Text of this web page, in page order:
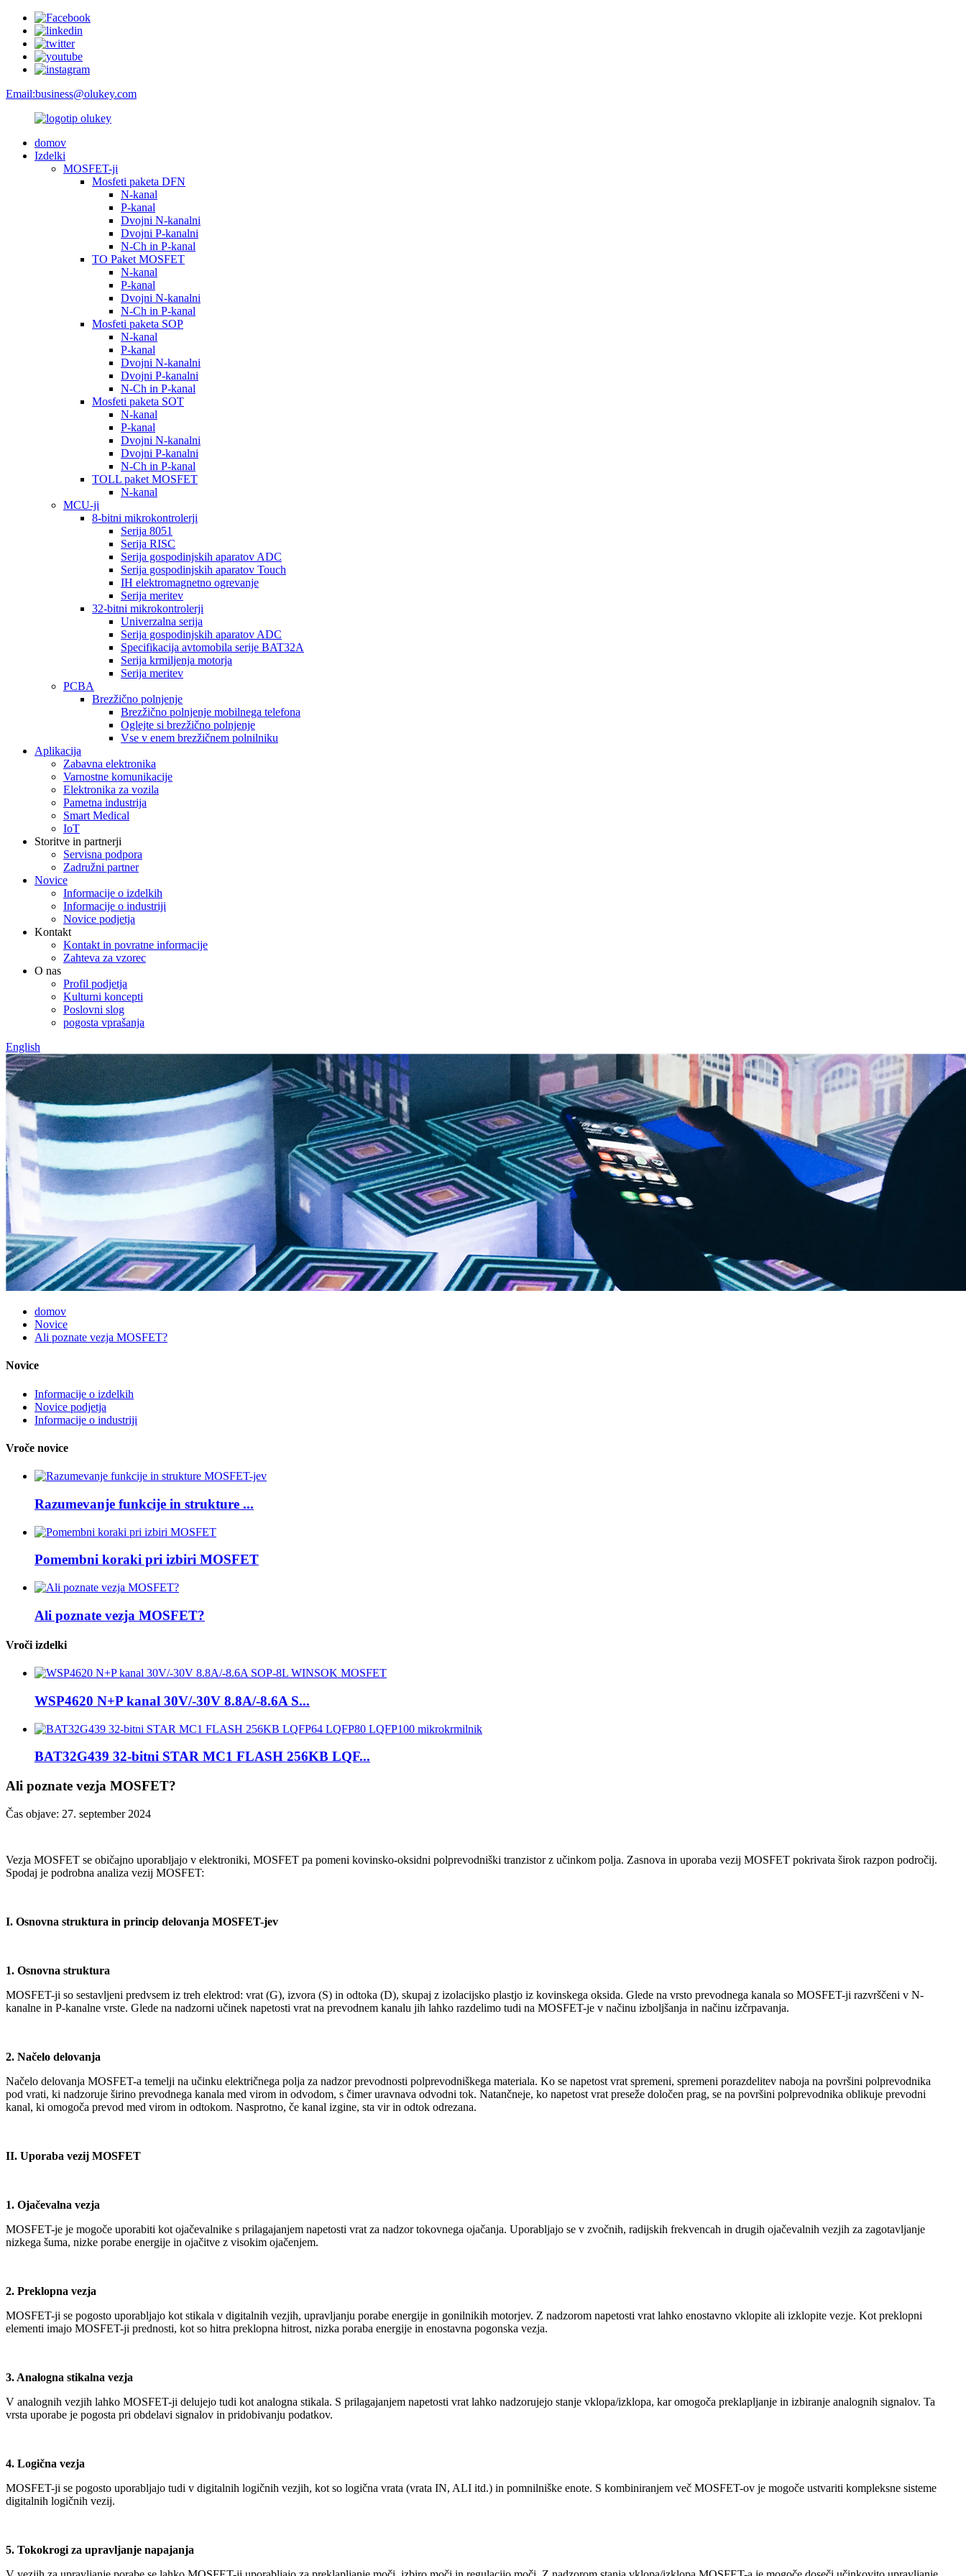
Email:business@olukey.com
domov
Izdelki
MOSFET-ji
Mosfeti paketa DFN
N-kanal
P-kanal
Dvojni N-kanalni
Dvojni P-kanalni
N-Ch in P-kanal
TO Paket MOSFET
N-kanal
P-kanal
Dvojni N-kanalni
N-Ch in P-kanal
Mosfeti paketa SOP
N-kanal
P-kanal
Dvojni N-kanalni
Dvojni P-kanalni
N-Ch in P-kanal
Mosfeti paketa SOT
N-kanal
P-kanal
Dvojni N-kanalni
Dvojni P-kanalni
N-Ch in P-kanal
TOLL paket MOSFET
N-kanal
MCU-ji
8-bitni mikrokontrolerji
Serija 8051
Serija RISC
Serija gospodinjskih aparatov ADC
Serija gospodinjskih aparatov Touch
IH elektromagnetno ogrevanje
Serija meritev
32-bitni mikrokontrolerji
Univerzalna serija
Serija gospodinjskih aparatov ADC
Specifikacija avtomobila serije BAT32A
Serija krmiljenja motorja
Serija meritev
PCBA
Brezžično polnjenje
Brezžično polnjenje mobilnega telefona
Oglejte si brezžično polnjenje
Vse v enem brezžičnem polnilniku
Aplikacija
Zabavna elektronika
Varnostne komunikacije
Elektronika za vozila
Pametna industrija
Smart Medical
IoT
Storitve in partnerji
Servisna podpora
Zadružni partner
Novice
Informacije o izdelkih
Informacije o industriji
Novice podjetja
Kontakt
Kontakt in povratne informacije
Zahteva za vzorec
O nas
Profil podjetja
Kulturni koncepti
Poslovni slog
pogosta vprašanja
English
domov
Novice
Ali poznate vezja MOSFET?
Novice
Informacije o izdelkih
Novice podjetja
Informacije o industriji
Vroče novice
Razumevanje funkcije in strukture ...
Pomembni koraki pri izbiri MOSFET
Ali poznate vezja MOSFET?
Vroči izdelki
WSP4620 N+P kanal 30V/-30V 8.8A/-8.6A S...
BAT32G439 32-bitni STAR MC1 FLASH 256KB LQF...
Ali poznate vezja MOSFET?
Čas objave: 27. september 2024
Vezja MOSFET se običajno uporabljajo v elektroniki, MOSFET pa pomeni kovinsko-oksidni polprevodniški tranzistor z učinkom polja. Zasnova in uporaba vezij MOSFET pokrivata širok razpon področij.
Spodaj je podrobna analiza vezij MOSFET:
I. Osnovna struktura in princip delovanja MOSFET-jev
1. Osnovna struktura
MOSFET-ji so sestavljeni predvsem iz treh elektrod: vrat (G), izvora (S) in odtoka (D), skupaj z izolacijsko plastjo iz kovinskega oksida. Glede na vrsto prevodnega kanala so MOSFET-ji razvrščeni v N-
kanalne in P-kanalne vrste. Glede na nadzorni učinek napetosti vrat na prevodnem kanalu jih lahko razdelimo tudi na MOSFET-je v načinu izboljšanja in načinu izčrpavanja.
2. Načelo delovanja
Načelo delovanja MOSFET-a temelji na učinku električnega polja za nadzor prevodnosti polprevodniškega materiala. Ko se napetost vrat spremeni, spremeni porazdelitev naboja na površini polprevodnika
pod vrati, ki nadzoruje širino prevodnega kanala med virom in odvodom, s čimer uravnava odvodni tok. Natančneje, ko napetost vrat preseže določen prag, se na površini polprevodnika oblikuje prevodni
kanal, ki omogoča prevod med virom in odtokom. Nasprotno, če kanal izgine, sta vir in odtok odrezana.
II. Uporaba vezij MOSFET
1. Ojačevalna vezja
MOSFET-je je mogoče uporabiti kot ojačevalnike s prilagajanjem napetosti vrat za nadzor tokovnega ojačanja. Uporabljajo se v zvočnih, radijskih frekvencah in drugih ojačevalnih vezjih za zagotavljanje
nizkega šuma, nizke porabe energije in ojačitve z visokim ojačenjem.
2. Preklopna vezja
MOSFET-ji se pogosto uporabljajo kot stikala v digitalnih vezjih, upravljanju porabe energije in gonilnikih motorjev. Z nadzorom napetosti vrat lahko enostavno vklopite ali izklopite vezje. Kot preklopni
elementi imajo MOSFET-ji prednosti, kot so hitra preklopna hitrost, nizka poraba energije in enostavna pogonska vezja.
3. Analogna stikalna vezja
V analognih vezjih lahko MOSFET-ji delujejo tudi kot analogna stikala. S prilagajanjem napetosti vrat lahko nadzorujejo stanje vklopa/izklopa, kar omogoča preklapljanje in izbiranje analognih signalov. Ta
vrsta uporabe je pogosta pri obdelavi signalov in pridobivanju podatkov.
4. Logična vezja
MOSFET-ji se pogosto uporabljajo tudi v digitalnih logičnih vezjih, kot so logična vrata (vrata IN, ALI itd.) in pomnilniške enote. S kombiniranjem več MOSFET-ov je mogoče ustvariti kompleksne sisteme
digitalnih logičnih vezij.
5. Tokokrogi za upravljanje napajanja